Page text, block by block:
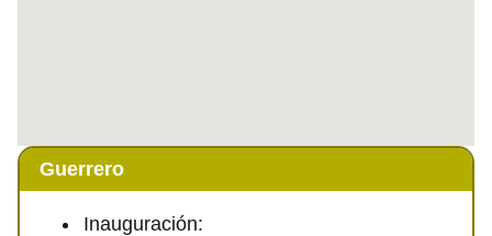
Guerrero
Inauguración: